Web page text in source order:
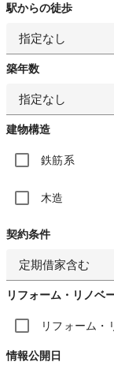
駅からの徒歩
指定なし
築年数
指定なし
建物構造
鉄筋系
木造
契約条件
定期借家含む
リフォーム・リノベ
リフォーム・
情報公開日